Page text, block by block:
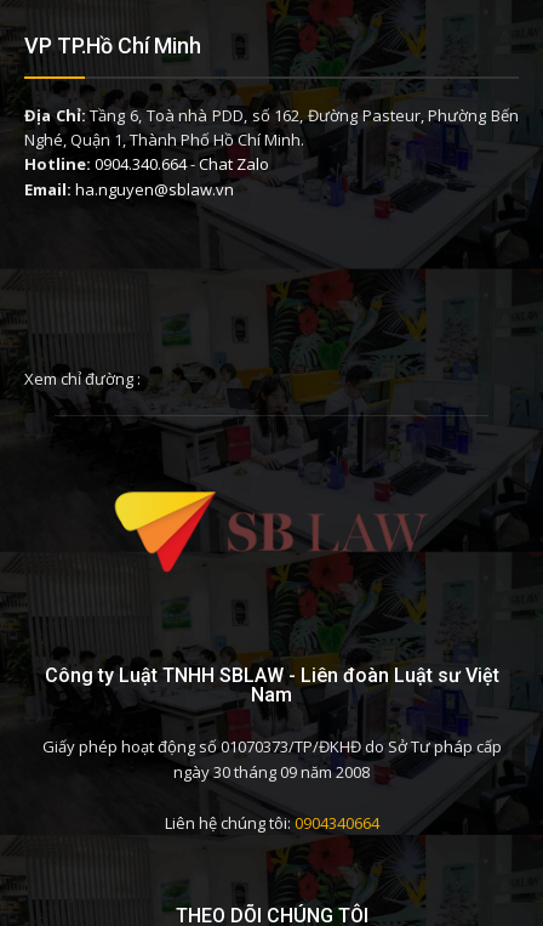
VP TP.Hồ Chí Minh
Địa Chỉ:Tầng 6, Toà nhà PDD, số 162, Đường Pasteur, Phường Bến
Nghé, Quận 1, Thành Phố Hồ Chí Minh.
Hotline: 0904.340.664-Chat Zalo
Email: ha.nguyen@sblaw.vn
Xem chỉ đường :
Công ty Luật TNHH SBLAW - Liên đoàn Luật sư Việt
Nam
Giấy phép hoạt động số 01070373/TP/ĐKHĐ do Sở Tư pháp cấp
ngày 30 tháng 09 năm 2008
Liên hệ chúng tôi: 0904340664
THEO DÕI CHÚNG TÔI